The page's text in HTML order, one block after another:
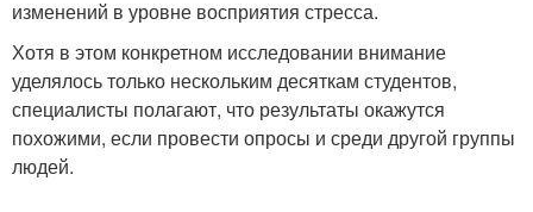
изменений в уровне восприятия стресса.
Хотя в этом конкретном исследовании внимание
уделялось только нескольким десяткам студентов,
специалисты полагают, что результаты окажутся
похожими, если провести опросы и среди другой группы
людей.